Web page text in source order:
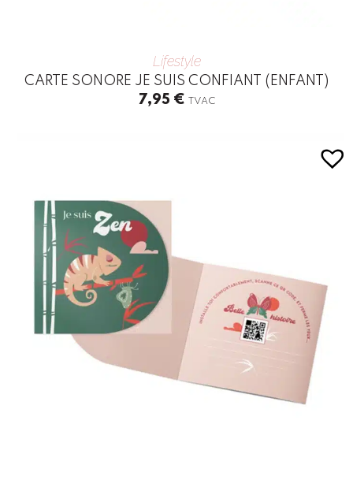
Lifestyle
CARTE SONORE JE SUIS CONFIANT (ENFANT)
7,95 € TVAC